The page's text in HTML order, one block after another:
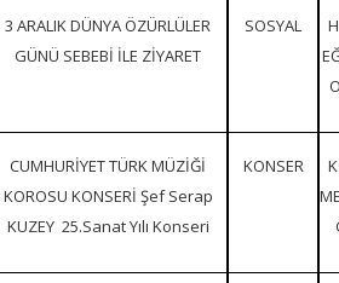
3 ARALIK DÜNYA ÖZÜRLÜLER
GÜNÜ SEBEBİ İLE ZİYARET
SOSYAL
CUMHURİYET TÜRK MÜZİĞİ
KOROSU KONSERİ Şef Serap
KUZEY 25.Sanat Yılı Konseri
KONSER